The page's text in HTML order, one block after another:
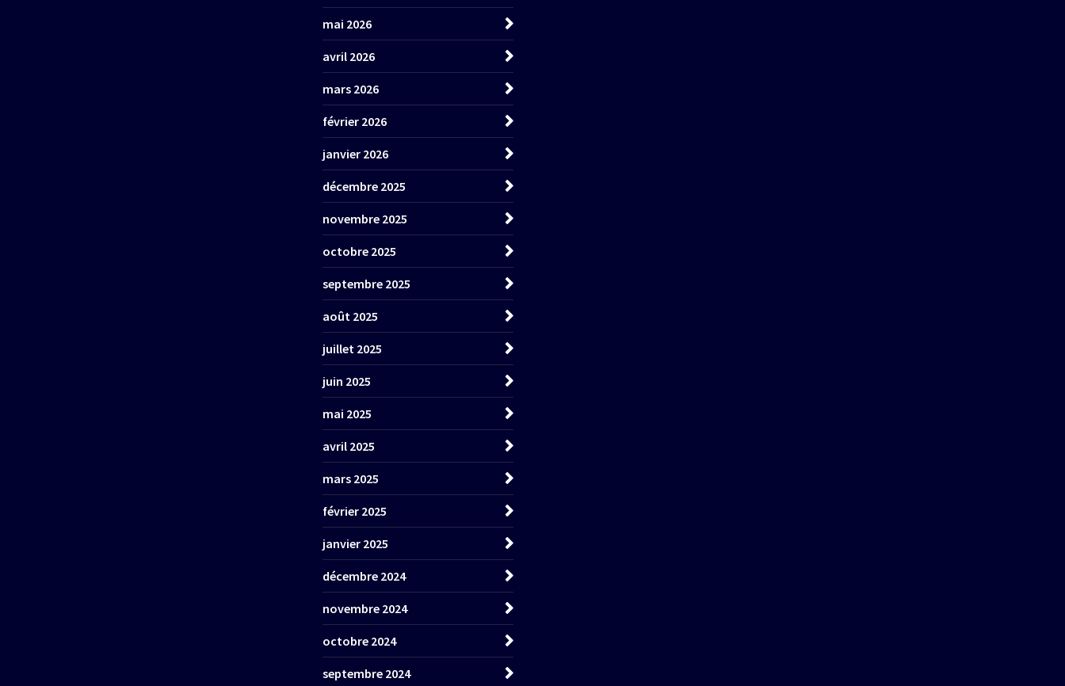
mai 2026
avril 2026
mars 2026
février 2026
janvier 2026
décembre 2025
novembre 2025
octobre 2025
septembre 2025
août 2025
juillet 2025
juin 2025
mai 2025
avril 2025
mars 2025
février 2025
janvier 2025
décembre 2024
novembre 2024
octobre 2024
septembre 2024